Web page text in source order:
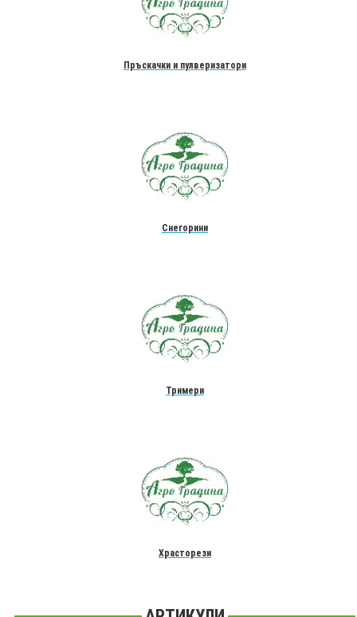
Пръскачки и пулверизатори
Снегорини
Тримери
Храсторези